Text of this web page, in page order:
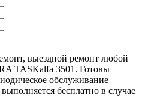
выездной ремонт любой
TASKalfa 3501. Готовы
обслуживание
бесплатно в случае